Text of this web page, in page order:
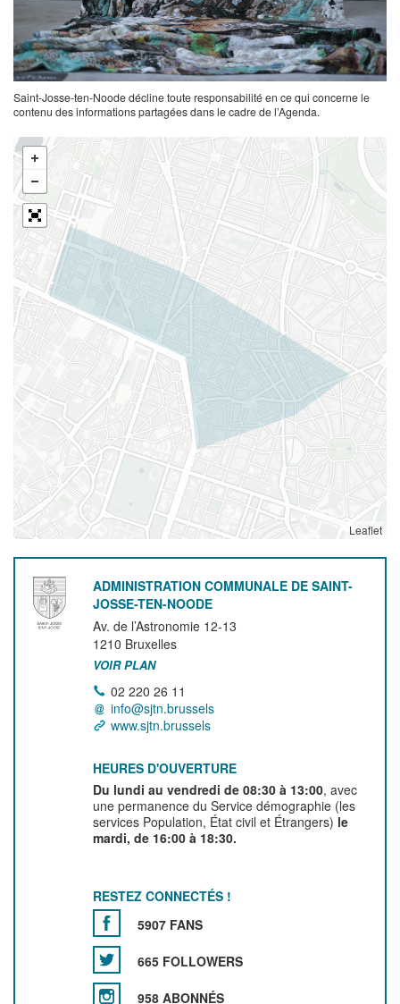
Saint-Josse-ten-Noode décline toute responsabilité en ce qui concerne le
contenu des informations partagées dans le cadre de l’Agenda.
Leaflet
ADMINISTRATION COMMUNALE DE SAINT-
JOSSE-TEN-NOODE
Av. de l’Astronomie 12-13
1210 Bruxelles
VOIR PLAN
02 220 26 11
info@sjtn.brussels
www.sjtn.brussels
HEURES D'OUVERTURE
Du lundi au vendredi de 08:30 à 13:00, avec
une permanence du Service démographie (les
services Population, État civil et Étrangers) le
mardi, de 16:00 à 18:30.
RESTEZ CONNECTÉS !
5907 FANS
665 FOLLOWERS
958 ABONNÉS